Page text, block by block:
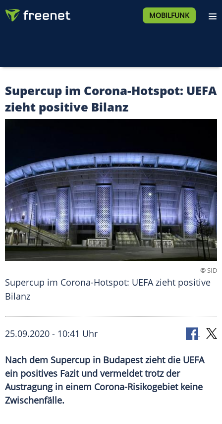
MOBILFUNK
Supercup im Corona-Hotspot: UEFA
zieht positive Bilanz
©SID
Supercup im Corona-Hotspot: UEFA zieht positive
Bilanz
25.09.2020 - 10:41 Uhr
Nach dem Supercup in Budapest zieht die UEFA
ein positives Fazit und vermeldet trotz der
Austragung in einem Corona-Risikogebiet keine
Zwischenfälle.